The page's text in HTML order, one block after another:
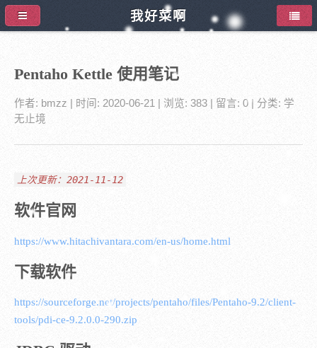
Pentaho Kettle 使用笔记
作者: bmzz | 时间: 2020-06-21 | 浏览: 383 | 留言: 0 | 分类: 学
无止境
上次更新：2021-11-12
软件官网
https://www.hitachivantara.com/en-us/home.html
下载软件
https://sourceforge.net/projects/pentaho/files/Pentaho-9.2/client-
tools/pdi-ce-9.2.0.0-290.zip
我好菜啊